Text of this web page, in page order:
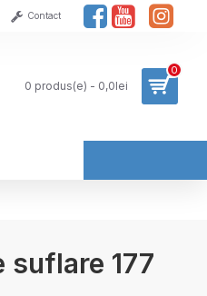
Contact
0 produs(e) - 0,0lei
0
177